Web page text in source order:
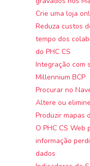
Crie uma loja
Reduza custos
tempo dos
do PHC CS
Integração com
Millennium BCP
Procurar no
Altere ou
Produzir mapas
O PHC CS
informação
dados